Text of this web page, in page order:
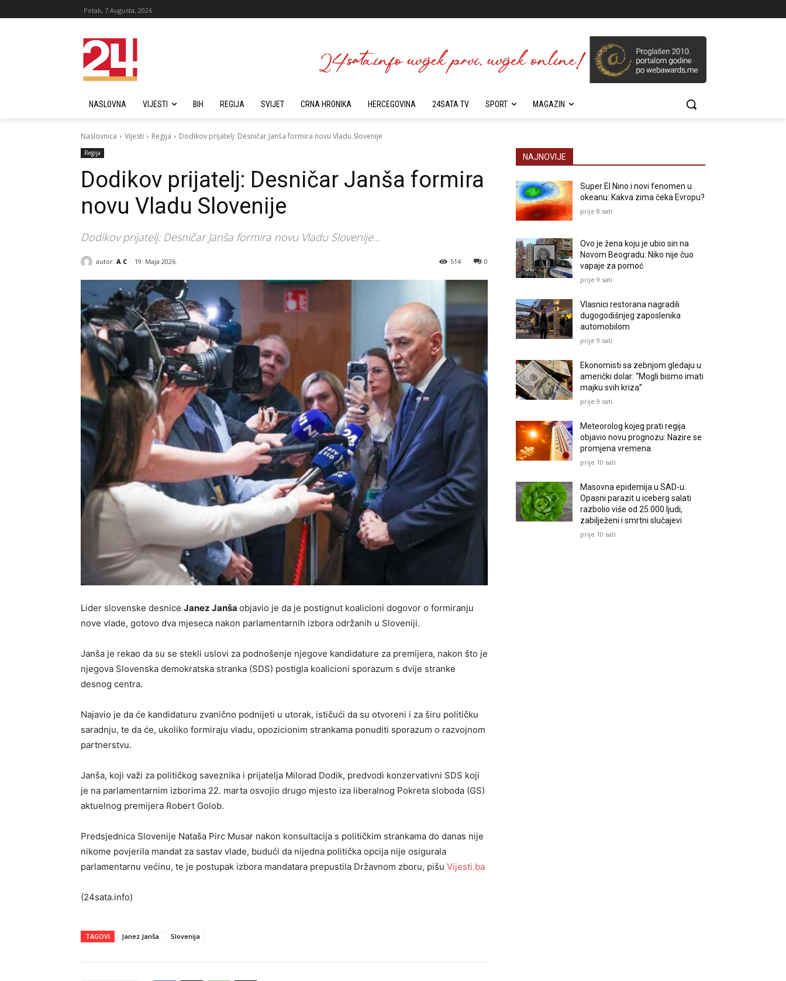
Petak, 7 Augusta, 2026
NASLOVNA VIJESTI BIH REGIJA SVIJET CRNA HRONIKA HERCEGOVINA 24SATA TV SPORT MAGAZIN
Naslovnica Vijesti Regija Dodikov prijatelj: Desničar Janša formira novu Vladu Slovenije
Regija
Dodikov prijatelj: Desničar Janša formira
novu Vladu Slovenije
Dodikov prijatelj: Desničar Janša formira novu Vladu Slovenije...
autor: A C 19. Maja 2026. 0
514
Lider slovenske desnice Janez Janša objavio je da je postignut koalicioni dogovor o formiranju
nove vlade, gotovo dva mjeseca nakon parlamentarnih izbora održanih u Sloveniji.
Janša je rekao da su se stekli uslovi za podnošenje njegove kandidature za premijera, nakon što je
njegova Slovenska demokratska stranka (SDS) postigla koalicioni sporazum s dvije stranke
desnog centra.
Najavio je da će kandidaturu zvanično podnijeti u utorak, ističući da su otvoreni i za širu političku
saradnju, te da će, ukoliko formiraju vladu, opozicionim strankama ponuditi sporazum o razvojnom
partnerstvu.
Janša, koji važi za političkog saveznika i prijatelja Milorad Dodik, predvodi konzervativni SDS koji
je na parlamentarnim izborima 22. marta osvojio drugo mjesto iza liberalnog Pokreta sloboda (GS)
aktuelnog premijera Robert Golob.
Predsjednica Slovenije Nataša Pirc Musar nakon konsultacija s političkim strankama do danas nije
nikome povjerila mandat za sastav vlade, budući da nijedna politička opcija nije osigurala
parlamentarnu većinu, te je postupak izbora mandatara prepustila Državnom zboru, pišu Vijesti.ba
(24sata.info)
TAGOVI Janez Janša Slovenija
NAJNOVIJE
Super El Nino i novi fenomen u
okeanu: Kakva zima čeka Evropu?
prije 8 sati
Ovo je žena koju je ubio sin na
Novom Beogradu: Niko nije čuo
vapaje za pomoć
prije 9 sati
Vlasnici restorana nagradili
dugogodišnjeg zaposlenika
automobilom
prije 9 sati
Ekonomisti sa zebnjom gledaju u
američki dolar: “Mogli bismo imati
majku svih kriza”
prije 9 sati
Meteorolog kojeg prati regija
objavio novu prognozu: Nazire se
promjena vremena
prije 10 sati
Masovna epidemija u SAD-u:
Opasni parazit u iceberg salati
razbolio više od 25.000 ljudi,
zabilježeni i smrtni slučajevi
prije 10 sati